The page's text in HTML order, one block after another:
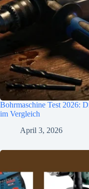
Bohrmaschine Test 2026:
im Vergleich
April 3, 2026